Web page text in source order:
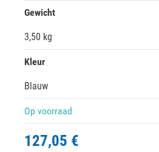
Gewicht
3,50 kg
Kleur
Blauw
Op voorraad
127,05 €